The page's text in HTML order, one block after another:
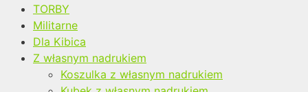
TORBY
Militarne
Dla Kibica
Z własnym nadrukiem
Koszulka z własnym nadrukiem